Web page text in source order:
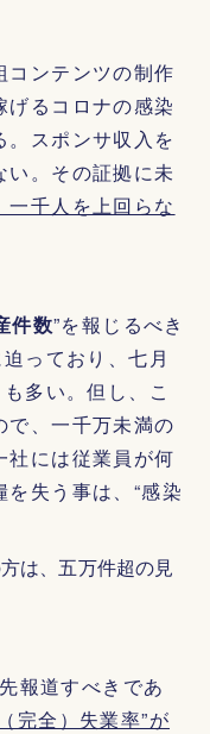
コンテンツの制作
るコロナの感染
スポンサ収入を
。その証拠に未
一千人を上回らな
件数”を報じるべき
っており、七月
多い。但し、こ
で、一千万未満の
社には従業員が何
失う事は、“感染
は、五万件超の見
報道すべきであ
完全）失業率”が